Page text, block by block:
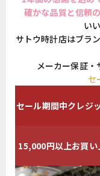
確かな品質と信頼
い
サトウ時計店はブラ
メーカー保証・
セ
セール期間中クレジ
15,000円以上お買